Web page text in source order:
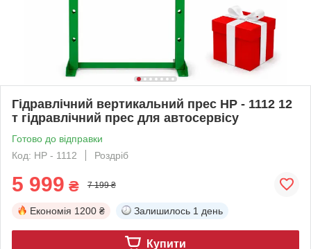
Гідравлічний вертикальний прес HP - 1112 12
т гідравлічний прес для автосервісу
Готово до відправки
Код: HP - 1112
Роздріб
5 999 ₴ 7 199 ₴
Економія 1200 ₴ Залишилось 1 день
Купити